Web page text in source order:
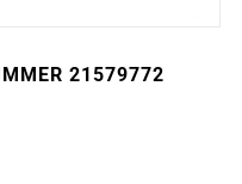
21579772